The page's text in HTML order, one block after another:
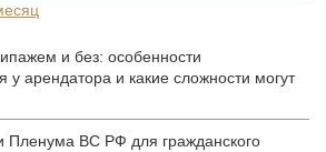
и без: особенности
у арендатора и какие сложности могут
Пленума ВС РФ для гражданского